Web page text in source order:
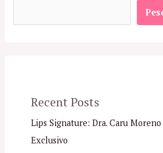
Recent Posts
Lips Signature: Dra. Caru
Exclusivo